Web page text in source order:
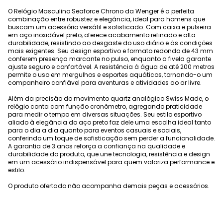
O Relógio Masculino Seaforce Chrono da Wenger é a perfeita
combinação entre robustez e elegância, ideal para homens que
buscam um acessório versátil e sofisticado. Com caixa e pulseira
em aço inoxidável preto, oferece acabamento refinado e alta
durabilidade, resistindo ao desgaste do uso diário e às condições
mais exigentes. Seu design esportivo e formato redondo de 43 mm
conferem presença marcante no pulso, enquanto a fivela garante
ajuste seguro e confortável. A resistência à água de até 200 metros
permite o uso em mergulhos e esportes aquáticos, tornando-o um
companheiro confiável para aventuras e atividades ao ar livre.
Além da precisão do movimento quartz analógico Swiss Made, o
relógio conta com função cronômetro, agregando praticidade
para medir o tempo em diversas situações. Seu estilo esportivo
aliado à elegância do aço preto faz dele uma escolha ideal tanto
para o dia a dia quanto para eventos casuais e sociais,
conferindo um toque de sofisticação sem perder a funcionalidade.
A garantia de 3 anos reforça a confiança na qualidade e
durabilidade do produto, que une tecnologia, resistência e design
em um acessório indispensável para quem valoriza performance e
estilo.
O produto ofertado não acompanha demais peças e acessórios.